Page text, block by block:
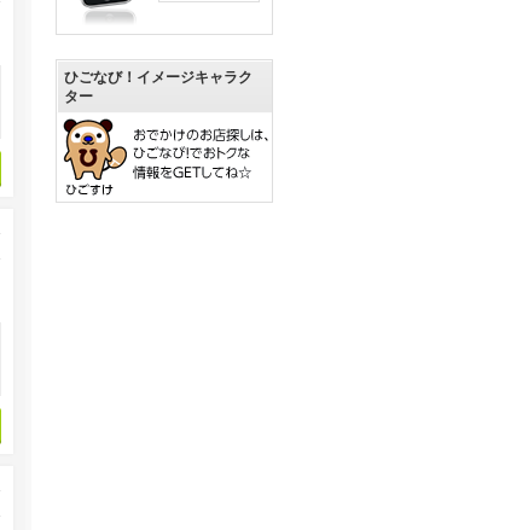
ひごなび！イメージキャラク
ター